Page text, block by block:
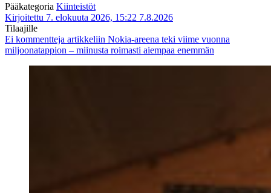
Pääkategoria Kiinteistöt
Kirjoitettu 7. elokuuta 2026, 15:22 7.8.2026
Tilaajille
Ei kommentteja artikkeliin Nokia-areena teki viime vuonna
miljoonatappion – miinusta roimasti aiempaa enemmän